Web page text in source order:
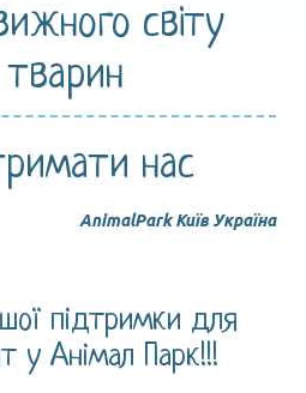
світу
тварин
нас
AnimalPark Київ Україна
підтримки для
у Анімал Парк!!!